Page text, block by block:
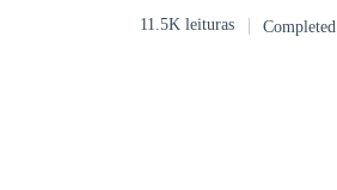
11.5K leituras Completed